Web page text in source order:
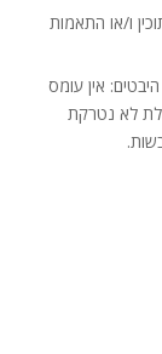
ו/או התאמות
אין עומס
לא נטרקת